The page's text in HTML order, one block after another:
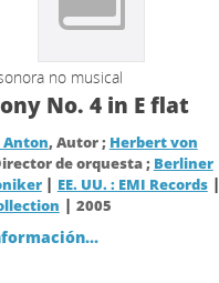
no musical
No. 4 in E flat
, Autor ; Herbert von
de orquesta ; Berliner
| EE. UU. : EMI Records|
| 2005